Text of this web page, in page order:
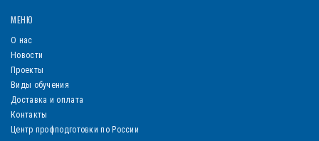
МЕНЮ
О нас
Новости
Проекты
Виды обучения
Доставка и оплата
Контакты
Центр профподготовки по России